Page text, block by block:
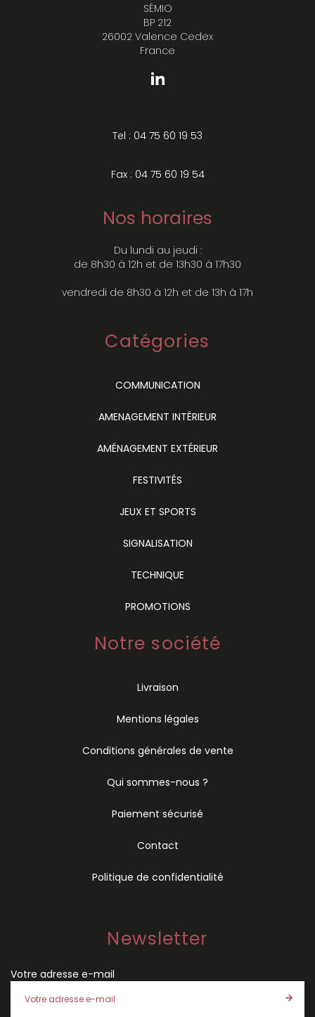
SÉMIO
BP 212
26002 Valence Cedex
France
Tel : 04 75 60 19 53
Fax : 04 75 60 19 54
Nos horaires
Du lundi au jeudi :
de 8h30 à 12h et de 13h30 à 17h30
vendredi de 8h30 à 12h et de 13h à 17h
Catégories
COMMUNICATION
AMENAGEMENT INTÉRIEUR
AMÉNAGEMENT EXTÉRIEUR
FESTIVITÉS
JEUX ET SPORTS
SIGNALISATION
TECHNIQUE
PROMOTIONS
Notre société
Livraison
Mentions légales
Conditions générales de vente
Qui sommes-nous ?
Paiement sécurisé
Contact
Politique de confidentialité
Newsletter
Votre adresse e-mail